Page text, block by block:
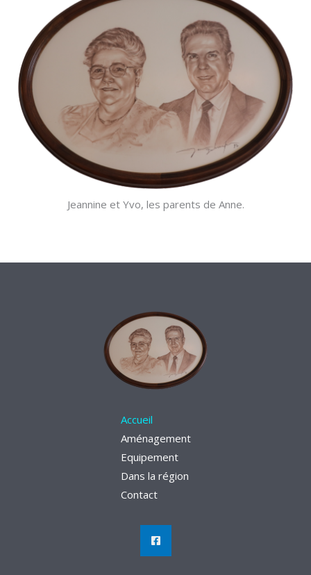
Jeannine et Yvo, les parents de Anne.
Accueil
Aménagement
Equipement
Dans la région
Contact